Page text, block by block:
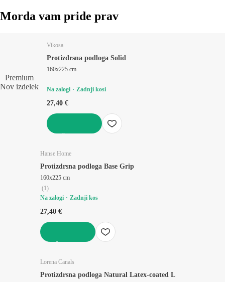
Morda vam pride prav
Premium
Nov izdelek
Vikosa
Protizdrsna podloga Solid
160x225 cm
Na zalogi Zadnji kosi
27,40 €
Hanse Home
Protizdrsna podloga Base Grip
160x225 cm
(1)
Na zalogi
Zadnji kos
27,40 €
Lorena Canals
Protizdrsna podloga Natural Latex-coated L